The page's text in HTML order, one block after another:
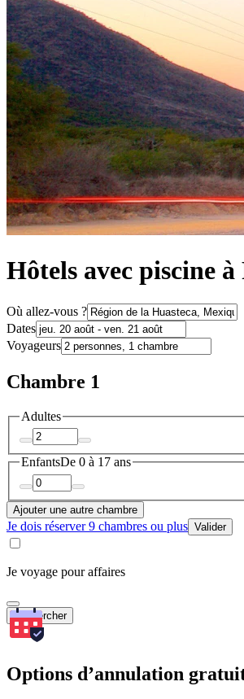
Hôtels avec piscine
Où allez-vous ?
Dates
Voyageurs
Chambre 1
Adultes
EnfantsDe 0 à 17 ans
Ajouter une autre chambre
Je dois réserver 9 chambres ou plus Valider
Je voyage pour affaires
Rechercher
Options d’annulation